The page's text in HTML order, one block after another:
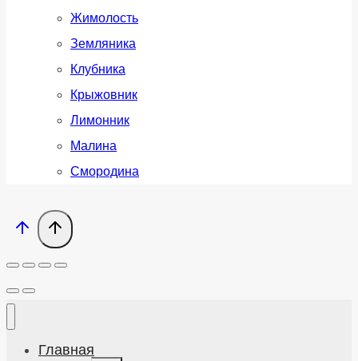
Жимолость
Земляника
Клубника
Крыжовник
Лимонник
Малина
Смородина
Главная